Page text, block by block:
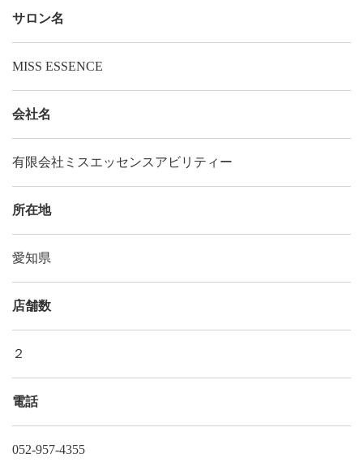
サロン名
MISS ESSENCE
会社名
有限会社ミスエッセンスアビリティー
所在地
愛知県
店舗数
２
電話
052-957-4355